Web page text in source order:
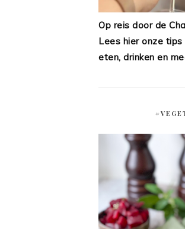
Op reis door de
Lees hier onze
eten, drinken en